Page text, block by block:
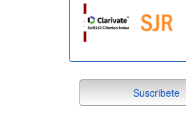
suscribete
Suscribete